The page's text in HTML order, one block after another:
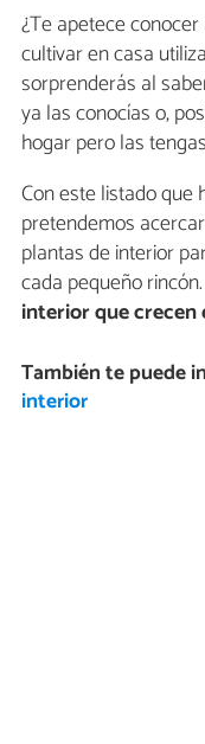
¿Te apetece
cultivar en casa
sorprenderás al
ya las conocías o,
hogar pero las
Con este listado que
pretendemos
plantas de interior
cada pequeño
interior que crecen
También te puede
interior